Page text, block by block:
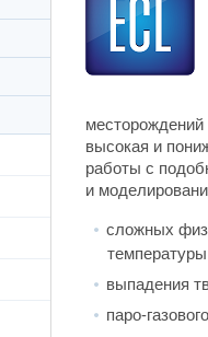
высокая и
работы с
и
сложных
выпадения
паро-